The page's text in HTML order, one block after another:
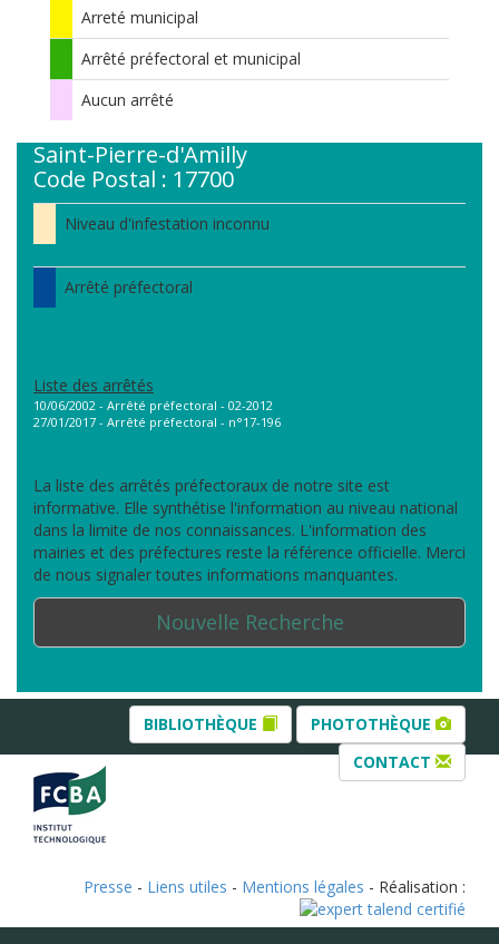
Arreté municipal
Arrêté préfectoral et municipal
Aucun arrêté
Saint-Pierre-d'Amilly
Code Postal : 17700
Niveau d'infestation inconnu
Arrêté préfectoral
Liste des arrêtés
10/06/2002 - Arrêté préfectoral - 02-2012
27/01/2017 - Arrêté préfectoral - n°17-196
La liste des arrêtés préfectoraux de notre site est
informative. Elle synthétise l'information au niveau national
dans la limite de nos connaissances. L'information des
mairies et des préfectures reste la référence officielle. Merci
de nous signaler toutes informations manquantes.
Nouvelle Recherche
BIBLIOTHÈQUE
PHOTOTHÈQUE
CONTACT
Presse - Liens utiles - Mentions légales - Réalisation :